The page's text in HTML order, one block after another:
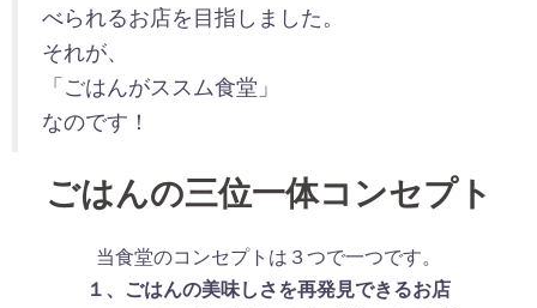
べられるお店を目指しました。
それが、
「ごはんがススム食堂」
なのです！
ごはんの三位一体コンセプト
当食堂のコンセプトは３つで一つです。
１、ごはんの美味しさを再発見できるお店